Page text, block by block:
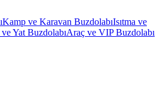
Kamp ve Karavan BuzdolabıIsıtma ve
Yat BuzdolabıAraç ve VIP Buzdolabı